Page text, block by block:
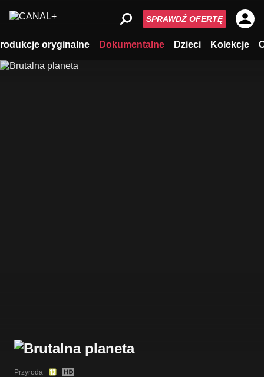
oryginalne Dokumentalne Dzieci Kolekcje
SPRAWDŹ OFERTĘ
Przyroda